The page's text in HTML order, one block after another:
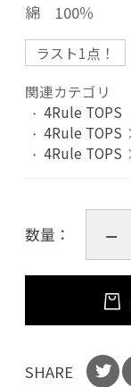
綿 100％
ラスト1点！
関連カテゴリ
4Rule TOPS
4Rule TOPS
4Rule TOPS
数量：
SHARE